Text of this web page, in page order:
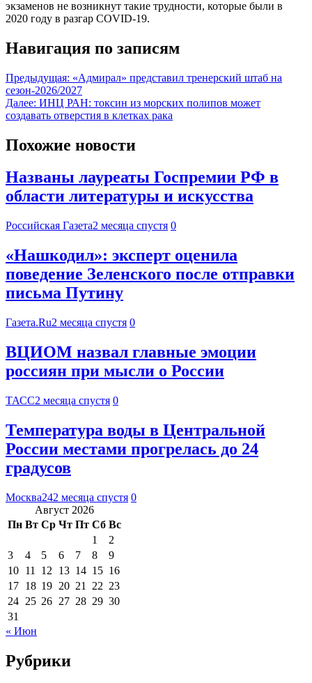
экзаменов не возникнут такие трудности, которые были в
2020 году в разгар COVID-19.
Навигация по записям
Предыдущая: «Адмирал» представил тренерский штаб на
сезон-2026/2027
Далее: ИНЦ РАН: токсин из морских полипов может
создавать отверстия в клетках рака
Похожие новости
Названы лауреаты Госпремии РФ в
области литературы и искусства
Российская Газета2 месяца спустя 0
«Нашкодил»: эксперт оценила
поведение Зеленского после отправки
письма Путину
Газета.Ru2 месяца спустя 0
ВЦИОМ назвал главные эмоции
россиян при мысли о России
ТАСС2 месяца спустя 0
Температура воды в Центральной
России местами прогрелась до 24
градусов
Москва242 месяца спустя 0
Август 2026
Пн Вт Ср Чт Пт Сб Вс
1
2
3
4 5 6 7 8
9
10 11 12 13 14 15 16
17 18 19 20 21 22 23
24 25 26 27 28 29 30
31
« Июн
Рубрики